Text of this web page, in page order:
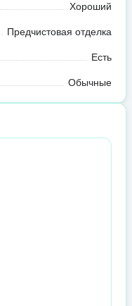
Хороший
Предчистовая отделка
Есть
Обычные